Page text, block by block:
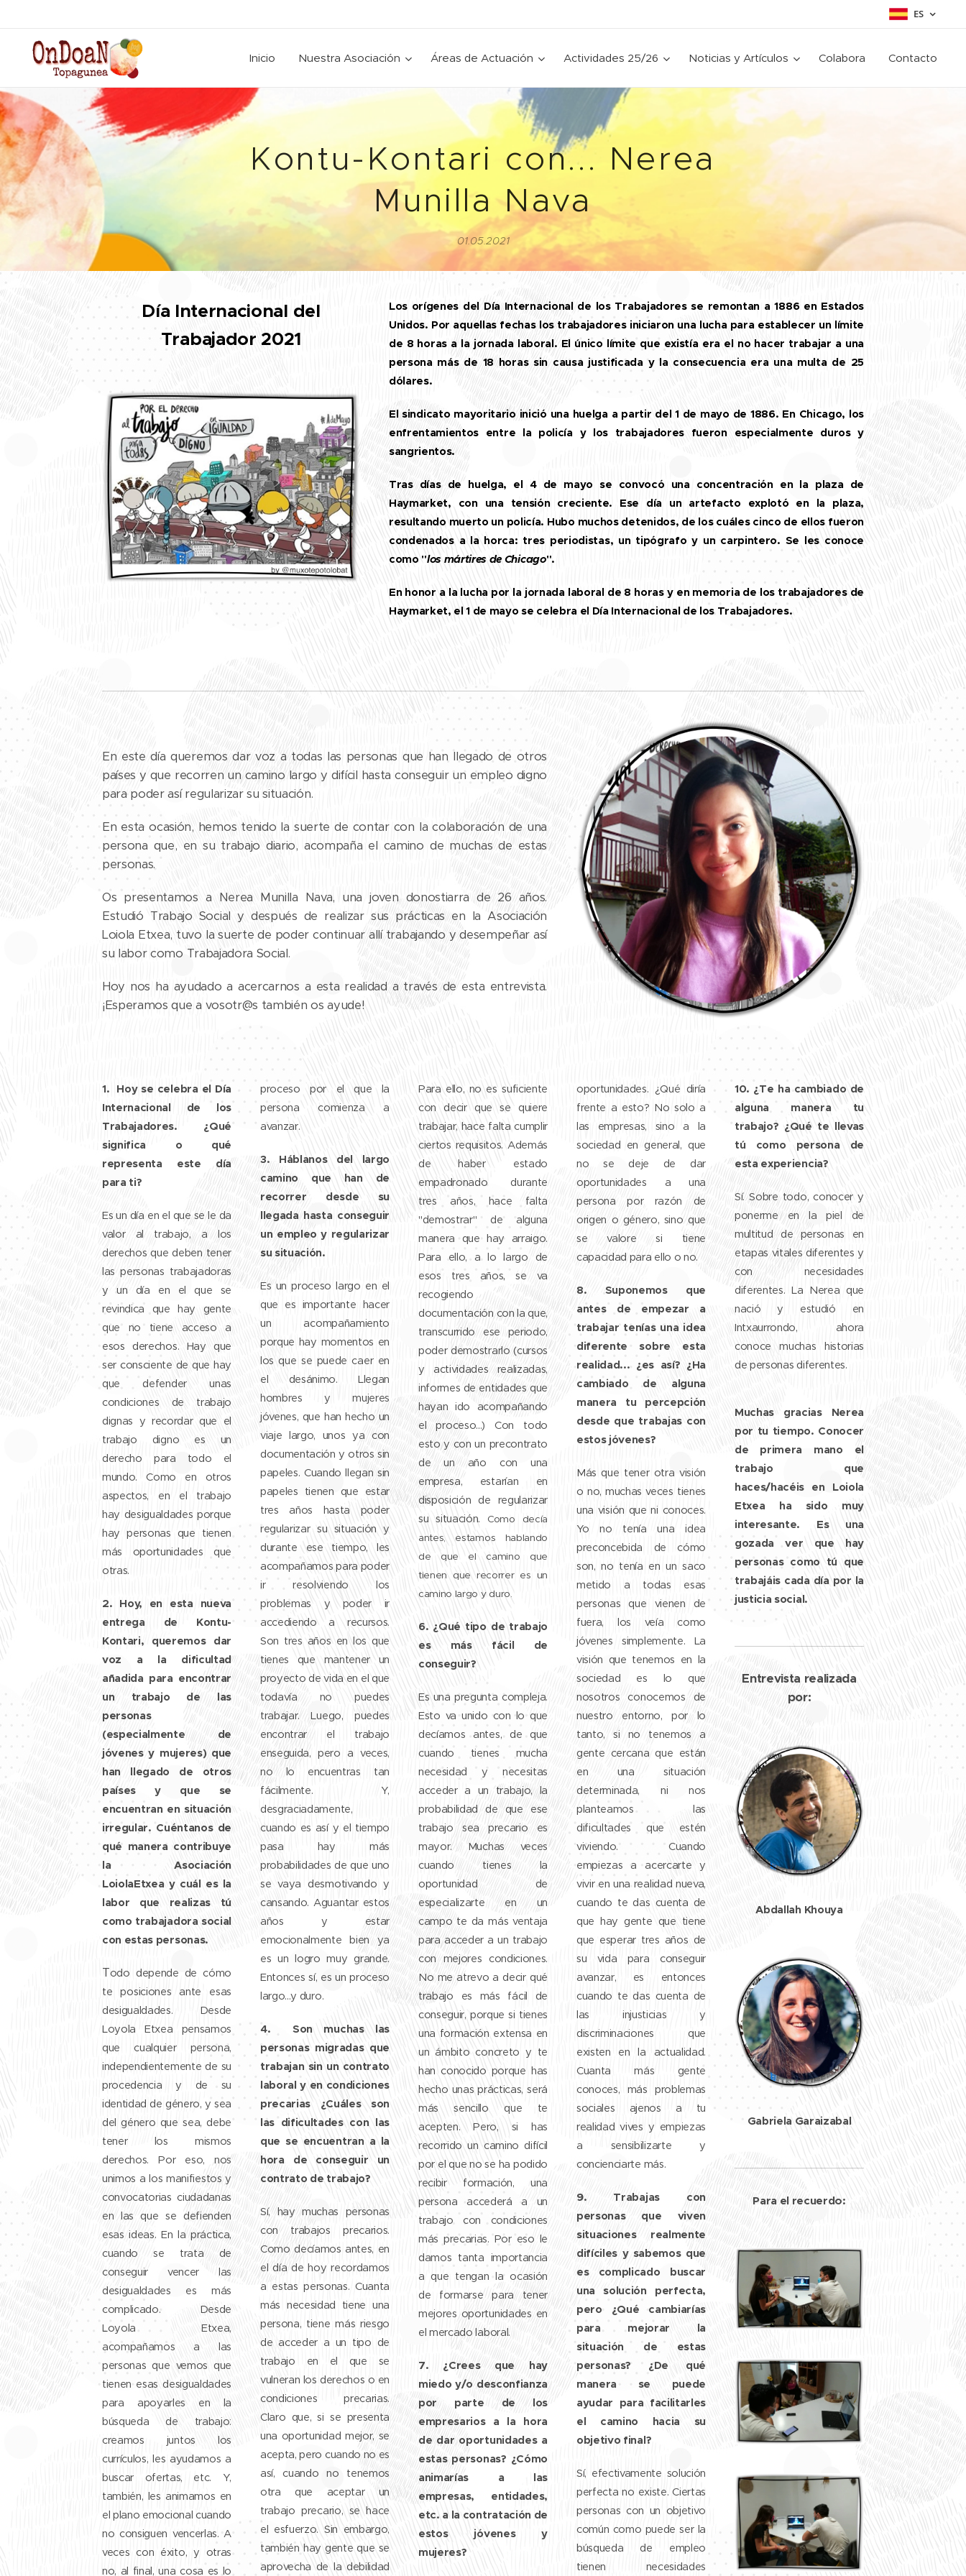
ES
Inicio Nuestra Asociación Áreas de Actuación Actividades 25/26 Noticias y Artículos Colabora Contacto
Kontu-Kontari con... Nerea
Munilla Nava
01.05.2021
Día Internacional del
Trabajador 2021
Los orígenes del Día Internacional de los Trabajadores se remontan a 1886 en Estados
Unidos. Por aquellas fechas los trabajadores iniciaron una lucha para establecer un límite
de 8 horas a la jornada laboral. El único límite que existía era el no hacer trabajar a una
persona más de 18 horas sin causa justificada y la consecuencia era una multa de 25
dólares.
El sindicato mayoritario inició una huelga a partir del 1 de mayo de 1886. En Chicago, los
enfrentamientos entre la policía y los trabajadores fueron especialmente duros y
sangrientos.
Tras días de huelga, el 4 de mayo se convocó una concentración en la plaza de
Haymarket, con una tensión creciente. Ese día un artefacto explotó en la plaza,
resultando muerto un policía. Hubo muchos detenidos, de los cuáles cinco de ellos fueron
condenados a la horca: tres periodistas, un tipógrafo y un carpintero. Se les conoce
como "los mártires de Chicago".
En honor a la lucha por la jornada laboral de 8 horas y en memoria de los trabajadores de
Haymarket, el 1 de mayo se celebra el Día Internacional de los Trabajadores.
En este día queremos dar voz a todas las personas que han llegado de otros
países y que recorren un camino largo y difícil hasta conseguir un empleo digno
para poder así regularizar su situación.
En esta ocasión, hemos tenido la suerte de contar con la colaboración de una
persona que, en su trabajo diario, acompaña el camino de muchas de estas
personas.
Os presentamos a Nerea Munilla Nava, una joven donostiarra de 26 años.
Estudió Trabajo Social y después de realizar sus prácticas en la Asociación
Loiola Etxea, tuvo la suerte de poder continuar allí trabajando y desempeñar así
su labor como Trabajadora Social.
Hoy nos ha ayudado a acercarnos a esta realidad a través de esta entrevista.
¡Esperamos que a vosotr@s también os ayude!
1. Hoy se celebra el Día
Internacional de los
Trabajadores. ¿Qué
significa o qué
representa este día
para ti?
Es un día en el que se le da
valor al trabajo, a los
derechos que deben tener
las personas trabajadoras
y un día en el que se
revindica que hay gente
que no tiene acceso a
esos derechos. Hay que
ser consciente de que hay
que defender unas
condiciones de trabajo
dignas y recordar que el
trabajo digno es un
derecho para todo el
mundo. Como en otros
aspectos, en el trabajo
hay desigualdades porque
hay personas que tienen
más oportunidades que
otras.
2. Hoy, en esta nueva
entrega de Kontu-
Kontari, queremos dar
voz a la dificultad
añadida para encontrar
un trabajo de las
personas
(especialmente de
jóvenes y mujeres) que
han llegado de otros
países y que se
encuentran en situación
irregular. Cuéntanos de
qué manera contribuye
la Asociación
LoiolaEtxea y cuál es la
labor que realizas tú
como trabajadora social
con estas personas.
Todo depende de cómo
te posiciones ante esas
desigualdades. Desde
Loyola Etxea pensamos
que cualquier persona,
independientemente de su
procedencia y de su
identidad de género, y sea
del género que sea, debe
tener los mismos
derechos. Por eso, nos
unimos a los manifiestos y
convocatorias ciudadanas
en las que se defienden
esas ideas. En la práctica,
cuando se trata de
conseguir vencer las
desigualdades es más
complicado. Desde
Loyola Etxea,
acompañamos a las
personas que vemos que
tienen esas desigualdades
para apoyarles en la
búsqueda de trabajo:
creamos juntos los
currículos, les ayudamos a
buscar ofertas, etc. Y,
también, les animamos en
el plano emocional cuando
no consiguen vencerlas. A
veces con éxito, y otras
no, al final, una cosa es lo
proceso por el que la
persona comienza a
avanzar.
3. Háblanos del largo
camino que han de
recorrer desde su
llegada hasta conseguir
un empleo y regularizar
su situación.
Es un proceso largo en el
que es importante hacer
un acompañamiento
porque hay momentos en
los que se puede caer en
el desánimo. Llegan
hombres y mujeres
jóvenes, que han hecho un
viaje largo, unos ya con
documentación y otros sin
papeles. Cuando llegan sin
papeles tienen que estar
tres años hasta poder
regularizar su situación y
durante ese tiempo, les
acompañamos para poder
ir resolviendo los
problemas y poder ir
accediendo a recursos.
Son tres años en los que
tienes que mantener un
proyecto de vida en el que
todavía no puedes
trabajar. Luego, puedes
encontrar el trabajo
enseguida, pero a veces,
no lo encuentras tan
fácilmente. Y,
desgraciadamente,
cuando es así y el tiempo
pasa hay más
probabilidades de que uno
se vaya desmotivando y
cansando. Aguantar estos
años y estar
emocionalmente bien ya
es un logro muy grande.
Entonces sí, es un proceso
largo...y duro.
4.Son muchas las
personas migradas que
trabajan sin un contrato
laboral y en condiciones
precarias ¿Cuáles son
las dificultades con las
que se encuentran a la
hora de conseguir un
contrato de trabajo?
Sí, hay muchas personas
con trabajos precarios.
Como decíamos antes, en
el día de hoy recordamos
a estas personas. Cuanta
más necesidad tiene una
persona, tiene más riesgo
de acceder a un tipo de
trabajo en el que se
vulneran los derechos o en
condiciones precarias.
Claro que, si se presenta
una oportunidad mejor, se
acepta, pero cuando no es
así, cuando no tenemos
otra que aceptar un
trabajo precario, se hace
el esfuerzo. Sin embargo,
también hay gente que se
aprovecha de la debilidad
Para ello, no es suficiente
con decir que se quiere
trabajar, hace falta cumplir
ciertos requisitos. Además
de haber estado
empadronado durante
tres años, hace falta
"demostrar" de alguna
manera que hay arraigo.
Para ello, a lo largo de
esos tres años, se va
recogiendo
documentación con la que,
transcurrido ese periodo,
poder demostrarlo (cursos
y actividades realizadas,
informes de entidades que
hayan ido acompañando
el proceso...) Con todo
esto y con un precontrato
de un año con una
empresa, estarían en
disposición de regularizar
su situación. Como decía
antes, estamos hablando
de que el camino que
tienen que recorrer es un
camino largo y duro.
6. ¿Qué tipo de trabajo
es más fácil de
conseguir?
Es una pregunta compleja.
Esto va unido con lo que
decíamos antes, de que
cuando tienes mucha
necesidad y necesitas
acceder a un trabajo, la
probabilidad de que ese
trabajo sea precario es
mayor. Muchas veces
cuando tienes la
oportunidad de
especializarte en un
campo te da más ventaja
para acceder a un trabajo
con mejores condiciones.
No me atrevo a decir qué
trabajo es más fácil de
conseguir, porque si tienes
una formación extensa en
un ámbito concreto y te
han conocido porque has
hecho unas prácticas, será
más sencillo que te
acepten. Pero, si has
recorrido un camino difícil
por el que no se ha podido
recibir formación, una
persona accederá a un
trabajo con condiciones
más precarias. Por eso le
damos tanta importancia
a que tengan la ocasión
de formarse para tener
mejores oportunidades en
el mercado laboral.
7. ¿Crees que hay
miedo y/o desconfianza
por parte de los
empresarios a la hora
de dar oportunidades a
estas personas? ¿Cómo
animarías a las
empresas, entidades,
etc. a la contratación de
estos jóvenes y
mujeres?
oportunidades. ¿Qué diría
frente a esto? No solo a
las empresas, sino a la
sociedad en general, que
no se deje de dar
oportunidades a una
persona por razón de
origen o género, sino que
se valore si tiene
capacidad para ello o no.
8. Suponemos que
antes de empezar a
trabajar tenías una idea
diferente sobre esta
realidad... ¿es así? ¿Ha
cambiado de alguna
manera tu percepción
desde que trabajas con
estos jóvenes?
Más que tener otra visión
o no, muchas veces tienes
una visión que ni conoces.
Yo no tenía una idea
preconcebida de cómo
son, no tenía en un saco
metido a todas esas
personas que vienen de
fuera, los veía como
jóvenes simplemente. La
visión que tenemos en la
sociedad es lo que
nosotros conocemos de
nuestro entorno, por lo
tanto, si no tenemos a
gente cercana que están
en una situación
determinada, ni nos
planteamos las
dificultades que estén
viviendo. Cuando
empiezas a acercarte y
vivir en una realidad nueva,
cuando te das cuenta de
que hay gente que tiene
que esperar tres años de
su vida para conseguir
avanzar, es entonces
cuando te das cuenta de
las injusticias y
discriminaciones que
existen en la actualidad.
Cuanta más gente
conoces, más problemas
sociales ajenos a tu
realidad vives y empiezas
a sensibilizarte y
concienciarte más.
9. Trabajas con
personas que viven
situaciones realmente
difíciles y sabemos que
es complicado buscar
una solución perfecta,
pero ¿Qué cambiarías
para mejorar la
situación de estas
personas? ¿De qué
manera se puede
ayudar para facilitarles
el camino hacia su
objetivo final?
Sí, efectivamente solución
perfecta no existe. Ciertas
personas con un objetivo
común como puede ser la
búsqueda de empleo
tienen necesidades
10. ¿Te ha cambiado de
alguna manera tu
trabajo? ¿Qué te llevas
tú como persona de
esta experiencia?
Sí. Sobre todo, conocer y
ponerme en la piel de
multitud de personas en
etapas vitales diferentes y
con necesidades
diferentes. La Nerea que
nació y estudió en
Intxaurrondo, ahora
conoce muchas historias
de personas diferentes.
Muchas gracias Nerea
por tu tiempo. Conocer
de primera mano el
trabajo que
haces/hacéis en Loiola
Etxea ha sido muy
interesante. Es una
gozada ver que hay
personas como tú que
trabajáis cada día por la
justicia social.
Entrevista realizada
por:
Abdallah Khouya
Gabriela Garaizabal
Para el recuerdo: